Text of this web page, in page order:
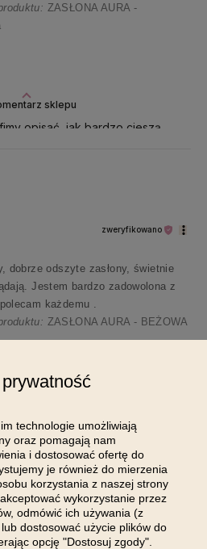
sklepu
opisać, jak bardzo cieszą
ZASŁONA AURA -
dziękujemy za miłe
na Pani kolejną wizytę!
zweryfikowano
dobrze odszyte zasłony, świetnie
Jestem bardzo zadowolona z
każdemu .
ZASŁONA AURA - BEŻOWA
od najnowszych
technologie umożliwiają
oraz pomagają nam
i dostosować ofertę do
je również do mierzenia
korzystania z naszej strony
wykorzystanie przez
odmówić ich używania (z
dostosować użycie plików do
opcję "Dostosuj zgody".